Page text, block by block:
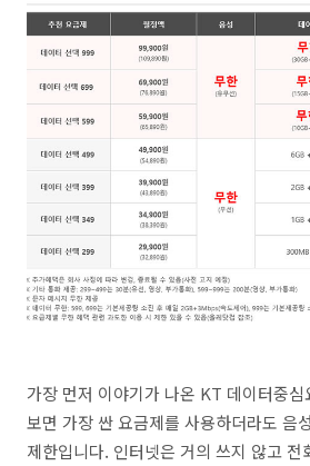
가장 먼저 이야기가 나온 KT 데이터중
보면 가장 싼 요금제를 사용하더라도 음
제한입니다. 인터넷은 거의 쓰지 않고 전